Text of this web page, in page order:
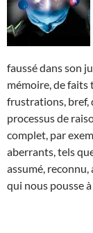
faussé dans son
mémoire, de faits
frustrations, bref,
processus de
complet, par
aberrants, tels
assumé, reconnu,
qui nous pousse